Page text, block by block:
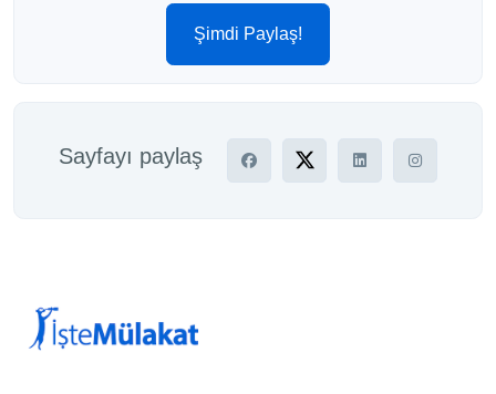
Şimdi Paylaş!
Sayfayı paylaş